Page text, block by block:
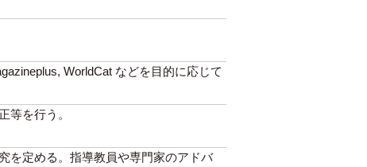
WorldCat などを目的に応じて
等を行う。
を定める。指導教員や専門家のアドバ